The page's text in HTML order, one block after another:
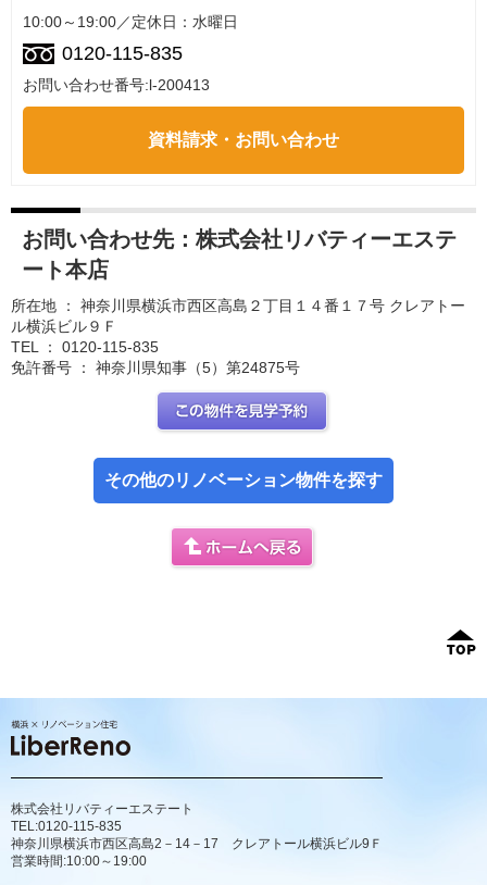
10:00～19:00／定休日：水曜日
0120-115-835
お問い合わせ番号:l-200413
資料請求・お問い合わせ
お問い合わせ先： 株式会社リバティーエステ
ート本店
所在地 ： 神奈川県横浜市西区高島２丁目１４番１７号 クレアトー
ル横浜ビル９Ｆ
TEL ： 0120-115-835
免許番号 ： 神奈川県知事（5）第24875号
その他のリノベーション物件を探す
株式会社リバティーエステート
TEL:0120-115-835
神奈川県横浜市西区高島2－14－17 クレアトール横浜ビル9Ｆ
営業時間:10:00～19:00